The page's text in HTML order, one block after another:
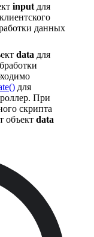
input для
данных
data для
для
При
скрипта
объект data